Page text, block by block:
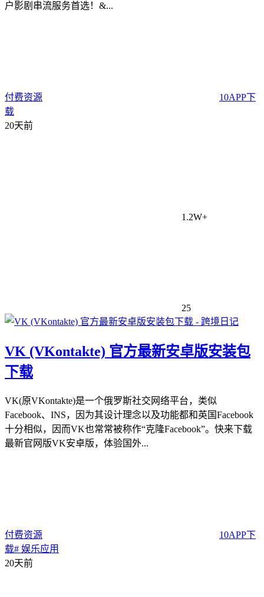
户影剧串流服务首选！&...
付费资源 10APP下
载
20天前
1.2W+
25
VK (VKontakte) 官方最新安卓版安装包
下载
VK(原VKontakte)是一个俄罗斯社交网络平台，类似
Facebook、INS，因为其设计理念以及功能都和英国Facebook
十分相似，因而VK也常常被称作“克隆Facebook”。快来下载
最新官网版VK安卓版，体验国外...
付费资源 10APP下
载# 娱乐应用
20天前